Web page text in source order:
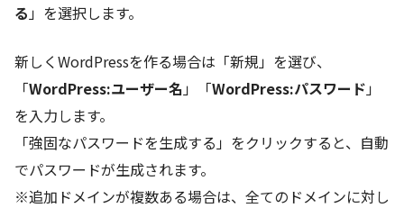
る 」を選択します。
新しくWordPressを作る場合は「新規」を選び、
「WordPress:ユーザー名 」「WordPress:パスワード 」
を入力します。
「強固なパスワードを生成する」をクリックすると、自動
でパスワードが生成されます。
※追加ドメインが複数ある場合は、全てのドメインに対し